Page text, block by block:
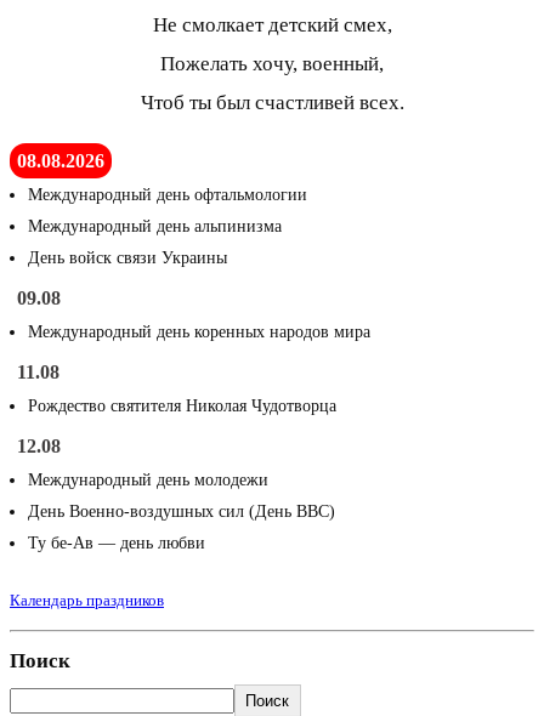
Не смолкает детский смех,
Пожелать хочу, военный,
Чтоб ты был счастливей всех.
08.08.2026
Международный день офтальмологии
Международный день альпинизма
День войск связи Украины
09.08
Международный день коренных народов мира
11.08
Рождество святителя Николая Чудотворца
12.08
Международный день молодежи
День Военно-воздушных сил (День ВВС)
Ту бе-Ав — день любви
Календарь праздников
Поиск
Поиск